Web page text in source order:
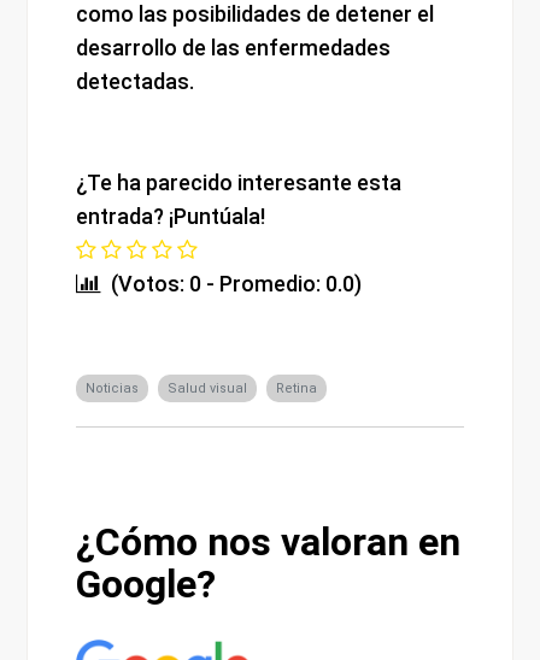
como las posibilidades de detener el
desarrollo de las enfermedades
detectadas.
¿Te ha parecido interesante esta
entrada? ¡Puntúala!
(Votos: 0 - Promedio: 0.0)
Noticias Salud visual Retina
¿Cómo nos valoran en
Google?